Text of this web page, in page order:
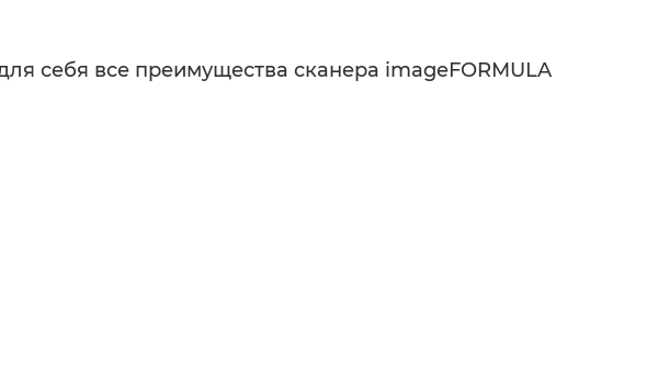
себя все преимущества сканера imageFORMULA